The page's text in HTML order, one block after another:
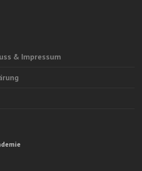
& Impressum